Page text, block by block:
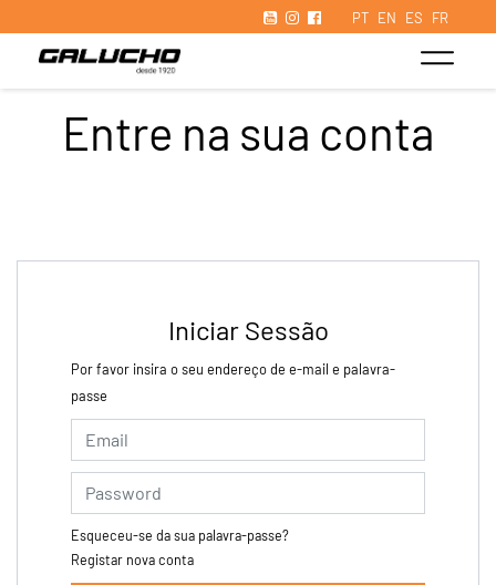
PT EN ES FR
Entre na sua conta
Iniciar Sessão
Por favor insira o seu endereço de e-mail e palavra-
passe
Esqueceu-se da sua palavra-passe?
Registar nova conta